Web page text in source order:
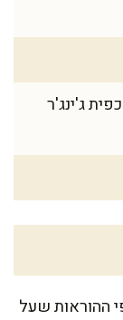
ג'ינג'ר
ההוראות שעל